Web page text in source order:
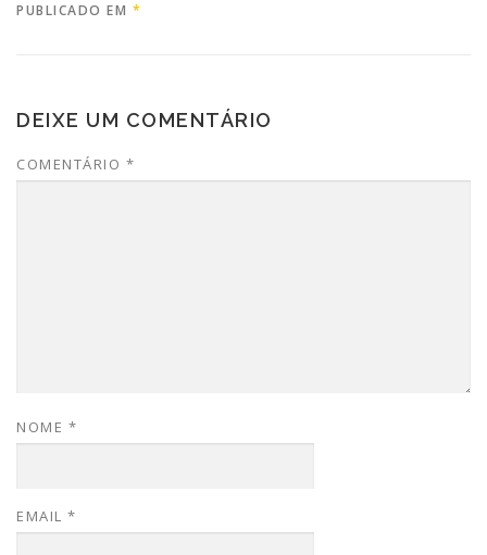
PUBLICADO EM *
DEIXE UM COMENTÁRIO
COMENTÁRIO *
NOME *
EMAIL *